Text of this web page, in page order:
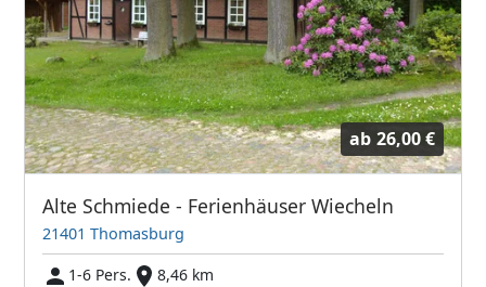
ab 26,00 €
Alte Schmiede - Ferienhäuser Wiecheln
21401 Thomasburg
1-6 Pers.
8,46 km